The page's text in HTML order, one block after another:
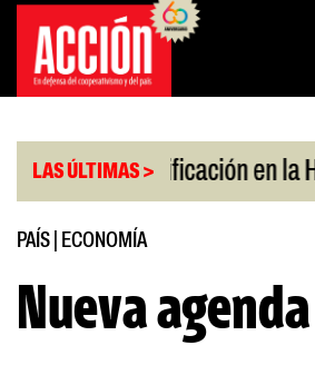
Saltar
contenido
LAS ÚLTIMAS >
| Bonificación en la Hidrovía
PAÍS ECONOMÍA
Nueva agenda